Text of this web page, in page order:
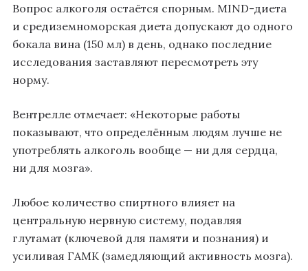
Вопрос алкоголя остаётся спорным. MIND-диета
и средиземноморская диета допускают до одного
бокала вина (150 мл) в день, однако последние
исследования заставляют пересмотреть эту
норму.
Вентрелле отмечает: «Некоторые работы
показывают, что определённым людям лучше не
употреблять алкоголь вообще — ни для сердца,
ни для мозга».
Любое количество спиртного влияет на
центральную нервную систему, подавляя
глутамат (ключевой для памяти и познания) и
усиливая ГАМК (замедляющий активность мозга).